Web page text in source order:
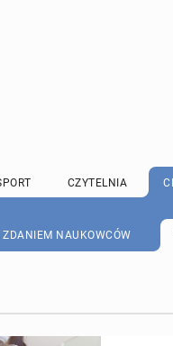
CZYTELNIA
ZDANIEM NAUKOWCÓW